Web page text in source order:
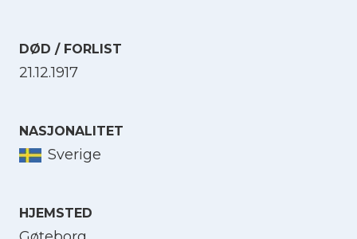
DØD / FORLIST
21.12.1917
NASJONALITET
Sverige
HJEMSTED